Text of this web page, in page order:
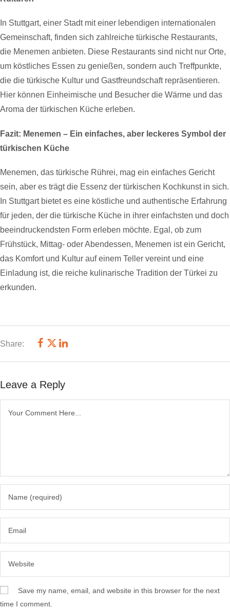
In Stuttgart, einer Stadt mit einer lebendigen internationalen
Gemeinschaft, finden sich zahlreiche türkische Restaurants,
die Menemen anbieten. Diese Restaurants sind nicht nur Orte,
um köstliches Essen zu genießen, sondern auch Treffpunkte,
die die türkische Kultur und Gastfreundschaft repräsentieren.
Hier können Einheimische und Besucher die Wärme und das
Aroma der türkischen Küche erleben.
Fazit: Menemen – Ein einfaches, aber leckeres Symbol der
türkischen Küche
Menemen, das türkische Rührei, mag ein einfaches Gericht
sein, aber es trägt die Essenz der türkischen Kochkunst in sich.
In Stuttgart bietet es eine köstliche und authentische Erfahrung
für jeden, der die türkische Küche in ihrer einfachsten und doch
beeindruckendsten Form erleben möchte. Egal, ob zum
Frühstück, Mittag- oder Abendessen, Menemen ist ein Gericht,
das Komfort und Kultur auf einem Teller vereint und eine
Einladung ist, die reiche kulinarische Tradition der Türkei zu
erkunden.
Share:
Leave a Reply
Save my name, email, and website in this browser for the next
time I comment.